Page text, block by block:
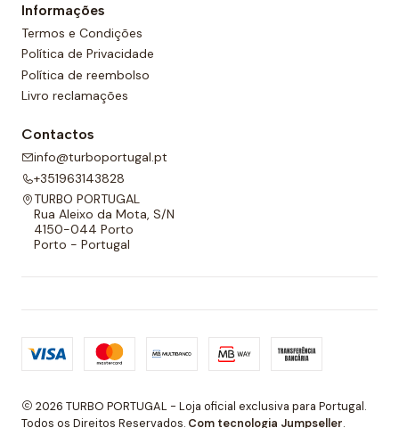
Informações
Termos e Condições
Política de Privacidade
Política de reembolso
Livro reclamações
Contactos
info@turboportugal.pt
+351963143828
TURBO PORTUGAL
Rua Aleixo da Mota, S/N
4150-044 Porto
Porto - Portugal
2026 TURBO PORTUGAL - Loja oficial exclusiva para Portugal.
Todos os Direitos Reservados. Com tecnologia Jumpseller.